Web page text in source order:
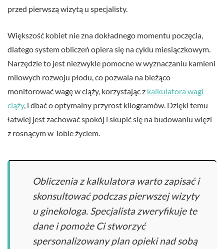
przed pierwszą wizytą u specjalisty.
Większość kobiet nie zna dokładnego momentu poczęcia,
dlatego system obliczeń opiera się na cyklu miesiączkowym.
Narzędzie to jest niezwykle pomocne w wyznaczaniu kamieni
milowych rozwoju płodu, co pozwala na bieżąco
monitorować wagę w ciąży, korzystając z kalkulatora wagi
ciąży, i dbać o optymalny przyrost kilogramów. Dzięki temu
łatwiej jest zachować spokój i skupić się na budowaniu więzi
z rosnącym w Tobie życiem.
Obliczenia z kalkulatora warto zapisać i
skonsultować podczas pierwszej wizyty
u ginekologa. Specjalista zweryfikuje te
dane i pomoże Ci stworzyć
spersonalizowany plan opieki nad sobą